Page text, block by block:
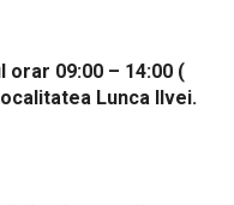
orar 09:00 – 14:00 (
Lunca Ilvei.